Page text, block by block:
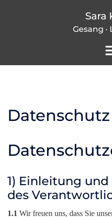
Sara
Gesang ·
Datenschutz
1) Einleitung
des
1.1 Wir freuen uns, dass Sie